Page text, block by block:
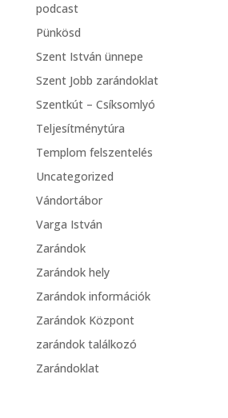
podcast
Pünkösd
Szent István ünnepe
Szent Jobb zarándoklat
Szentkút – Csíksomlyó
Teljesítménytúra
Templom felszentelés
Uncategorized
Vándortábor
Varga István
Zarándok
Zarándok hely
Zarándok információk
Zarándok Központ
zarándok találkozó
Zarándoklat